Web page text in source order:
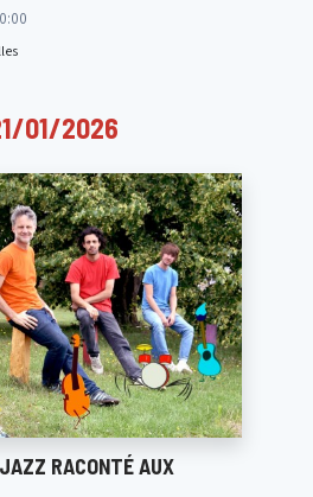
01/2026
RACONTÉ AUX